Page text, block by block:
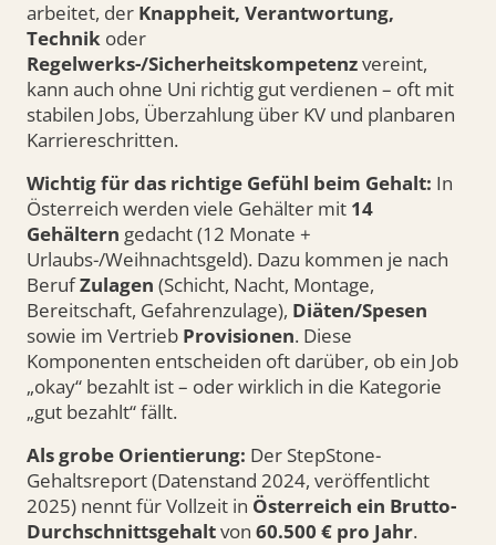
arbeitet, der Knappheit, Verantwortung,
Technik oder
Regelwerks-/Sicherheitskompetenzvereint,
kann auch ohne Uni richtig gut verdienen – oft mit
stabilen Jobs, Überzahlung über KV und planbaren
Karriereschritten.
Wichtig für das richtige Gefühl beim Gehalt: In
Österreich werden viele Gehälter mit 14
Gehältern gedacht (12 Monate +
Urlaubs-/Weihnachtsgeld). Dazu kommen je nach
BerufZulagen (Schicht, Nacht, Montage,
Bereitschaft, Gefahrenzulage), Diäten/Spesen
sowie im Vertrieb Provisionen. Diese
Komponenten entscheiden oft darüber, ob ein Job
„okay“ bezahlt ist – oder wirklich in die Kategorie
„gut bezahlt“ fällt.
Als grobe Orientierung: Der StepStone-
Gehaltsreport (Datenstand 2024, veröffentlicht
2025) nennt für Vollzeit in Österreich ein Brutto-
Durchschnittsgehaltvon 60.500 € pro Jahr.